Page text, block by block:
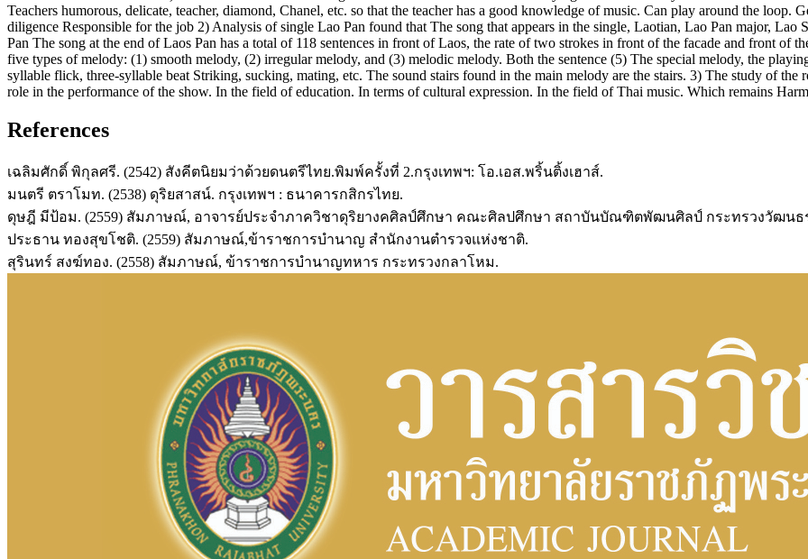
Teachers humorous, delicate, teacher, diamond, Chanel, etc. so that the teacher has a good knowledge of music. Can play around the
diligence Responsible for the job 2) Analysis of single Lao Pan found that The song that appears in the single, Laotian, Lao Pan major,
Pan The song at the end of Laos Pan has a total of 118 sentences in front of Laos, the rate of two strokes in front of the facade and front of
five types of melody: (1) smooth melody, (2) irregular melody, and (3) melodic melody. Both the sentence (5) The special melody, the
syllable flick, three-syllable beat Striking, sucking, mating, etc. The sound stairs found in the main melody are the stairs. 3) The study of
role in the performance of the show. In the field of education. In terms of cultural expression. In the field of Thai music. Which remains
References
เฉลิมศักดิ์ พิกุลศรี. (2542) สังคีตนิยมว่าด้วยดนตรีไทย.พิมพ์ครั้งที่ 2.กรุงเทพฯ: โอ.เอส.พริ้นติ้งเฮาส์.
มนตรี ตราโมท. (2538) ดุริยสาสน์. กรุงเทพฯ : ธนาคารกสิกรไทย.
ดุษฎี มีป้อม. (2559) สัมภาษณ์, อาจารย์ประจำภาควิชาดุริยางคศิลป์ศึกษา คณะศิลปศึกษา สถาบันบัณฑิตพัฒนศิลป์ กระทรวงวัฒนธ
ประธาน ทองสุขโชติ. (2559) สัมภาษณ์,ข้าราชการบำนาญ สำนักงานตำรวจแห่งชาติ.
สุรินทร์ สงฆ์ทอง. (2558) สัมภาษณ์, ข้าราชการบำนาญทหาร กระทรวงกลาโหม.